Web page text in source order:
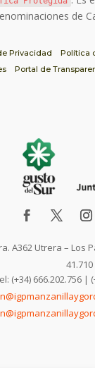
de
Privacidad
Política
Portal de
A362 Utrera – Los
(+34) 666.202.756 |